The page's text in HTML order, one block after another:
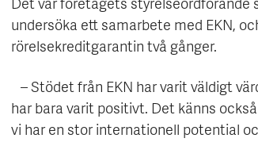
Det var företagets
undersöka ett samarbete med EKN,
rörelsekreditgarantin två gånger.
– Stödet från EKN har varit väldigt
har bara varit positivt. Det känns
vi har en stor internationell potential